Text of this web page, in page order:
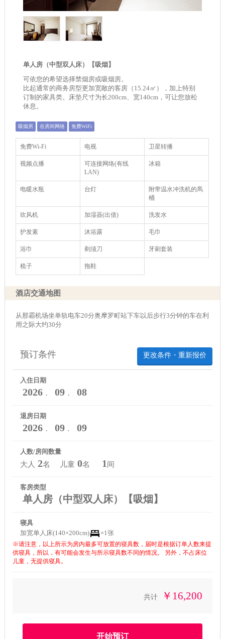
单人房（中型双人床）【吸烟】
可依您的希望选择禁烟房或吸烟房。
比起通常的商务房型更加宽敞的客房（15.24㎡），加上特别
订制的家具类。床垫尺寸为长200cm、宽140cm，可让您放松
休息。
吸烟房 在房间网络 免费WiFi
免费Wi-Fi 电视 卫星转播
视频点播
可连接网络(有线
LAN)
冰箱
电暖水瓶 台灯
附带温水冲洗机的馬
桶
吹风机 加湿器(出借) 洗发水
护发素 沐浴露 毛巾
浴巾 剃须刀 牙刷套装
梳子 拖鞋
酒店交通地图
从那霸机场坐单轨电车20分奥摩罗町站下车以后步行3分钟的车在利
用之际大约30分
更改条件・重新报价
预订条件
入住日期
2026． 09． 08
退房日期
2026． 09． 09
人数/房间数量
大人 2名 儿童 0名 1 间
客房类型
单人房（中型双人床）【吸烟】
寝具
加宽单人床(140×200cm)
×1张
※请注意，以上所示为房内最多可放置的寝具数，届时是根据订单人数来提
供寝具，所以，有可能会发生与所示寝具数不同的情况。 另外，不占床位
儿童，无提供寝具。
共计 ￥16,200